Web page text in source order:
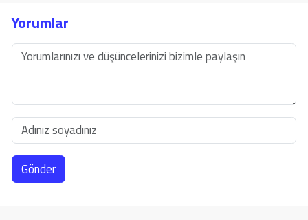
Yorumlar
Gönder